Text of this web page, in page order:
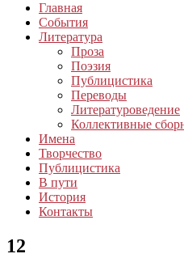
Главная
События
Литература
Проза
Поэзия
Публицистика
Переводы
Литературоведение
Коллективные
Имена
Творчество
Публицистика
В пути
История
Контакты
12